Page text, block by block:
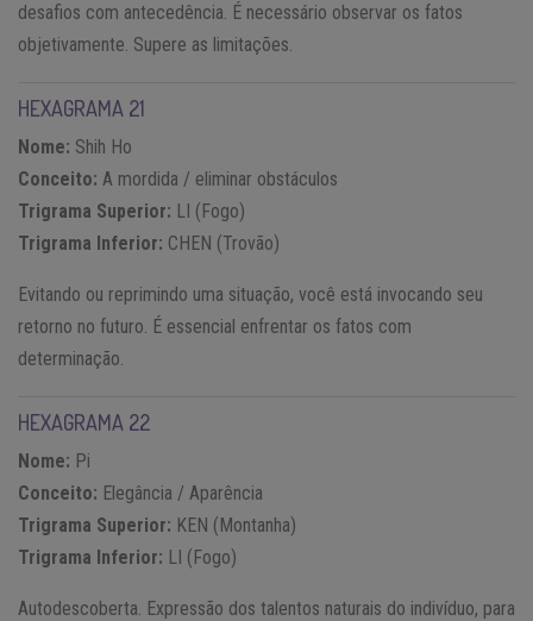
desafios com antecedência. É necessário observar os fatos
objetivamente. Supere as limitações.
HEXAGRAMA 21
Nome: Shih Ho
Conceito: A mordida / eliminar obstáculos
Trigrama Superior: LI (Fogo)
Trigrama Inferior: CHEN (Trovão)
Evitando ou reprimindo uma situação, você está invocando seu
retorno no futuro. É essencial enfrentar os fatos com
determinação.
HEXAGRAMA 22
Nome: Pi
Conceito: Elegância / Aparência
Trigrama Superior: KEN (Montanha)
Trigrama Inferior: LI (Fogo)
Autodescoberta. Expressão dos talentos naturais do indivíduo, para